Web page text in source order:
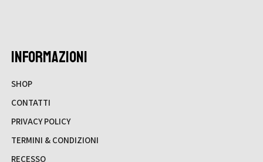
INFORMAZIONI
SHOP
CONTATTI
PRIVACY POLICY
TERMINI & CONDIZIONI
RECESSO